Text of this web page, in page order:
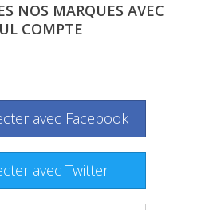
NOS MARQUES AVEC
COMPTE
avec Facebook
avec Twitter